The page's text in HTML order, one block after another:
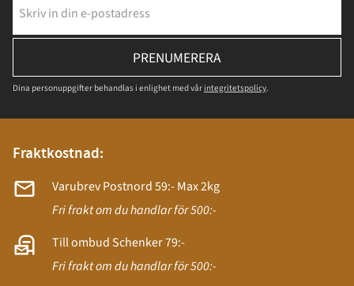
PRENUMERERA
Dina personuppgifter behandlas i enlighet med vår integritetspolicy.
Fraktkostnad:
Varubrev Postnord 59:- Max 2kg
Fri frakt om du handlar för 500:-
Till ombud Schenker 79:-
Fri frakt om du handlar för 500:-